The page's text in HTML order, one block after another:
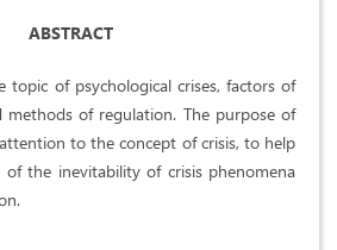
ABSTRACT
topic of psychological crises, factors of
methods of regulation. The purpose of
to the concept of crisis, to help
of the inevitability of crisis phenomena